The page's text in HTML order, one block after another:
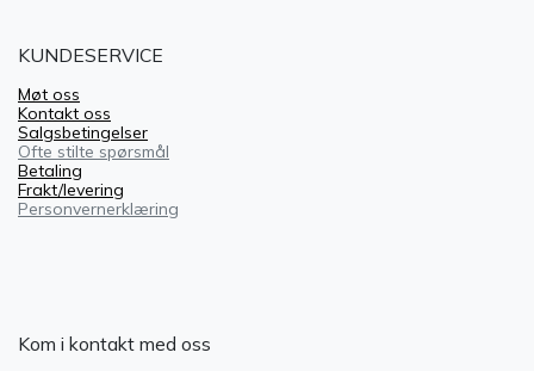
KUNDESERVICE
Møt oss
Kontakt oss
Salgsbetingelser
Ofte stilte spørsmål
Betaling
Frakt/levering
Personvernerklæring
Kom i kontakt med oss